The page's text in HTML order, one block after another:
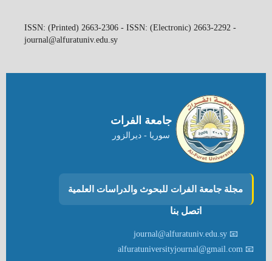
ISSN: (Printed) 2663-2306 - ISSN: (Electronic) 2663-2292 -
journal@alfuratuniv.edu.sy
جامعة الفرات
سوريا - ديرالزور
مجلة جامعة الفرات للبحوث والدراسات العلمية
اتصل بنا
📧 journal@alfuratuniv.edu.sy
📧 alfuratuniversityjournal@gmail.com